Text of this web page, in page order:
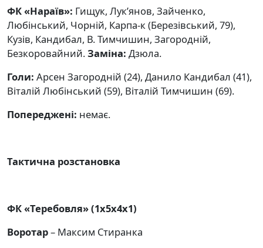
ФК «Нараїв»: Гищук, Лук’янов, Зайченко,
Любінський, Чорній, Карпа-к (Березівський, 79),
Кузів, Кандибал, В. Тимчишин, Загородній,
Безкоровайний.Заміна: Дзюла.
Голи: Арсен Загородній (24), Данило Кандибал (41),
Віталій Любінський (59), Віталій Тимчишин (69).
Попереджені: немає.
Тактична розстановка
ФК «Теребовля» (1х5х4х1)
Воротар– Максим Стиранка